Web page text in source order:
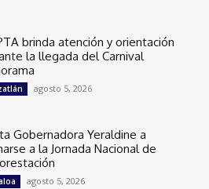
brinda atención y orientación
la llegada del Carnival
agosto 5, 2026
Gobernadora Yeraldine a
a la Jornada Nacional de
agosto 5, 2026